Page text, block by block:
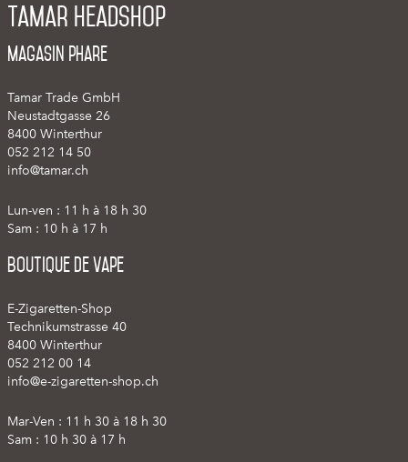
Tamar Headshop
Magasin phare
Tamar Trade GmbH
Neustadtgasse 26
8400 Winterthur
052 212 14 50
info@tamar.ch
Lun-ven : 11 h à 18 h 30
Sam : 10 h à 17 h
Boutique de vape
E-Zigaretten-Shop
Technikumstrasse 40
8400 Winterthur
052 212 00 14
info@e-zigaretten-shop.ch
Mar-Ven : 11 h 30 à 18 h 30
Sam : 10 h 30 à 17 h